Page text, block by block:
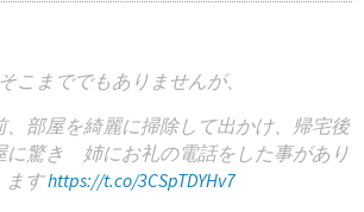
そこまででもありませんが、
、部屋を綺麗に掃除して出かけ、帰宅後
に驚き 姉にお礼の電話をした事があり
ますhttps://t.co/3CSpTDYHv7